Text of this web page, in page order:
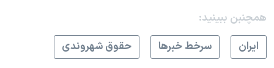
همچنبن ببینید:
ايران
سرخط خبرها حقوق شهروندی